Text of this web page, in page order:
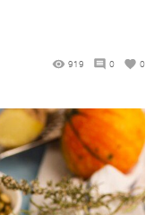
919 0 0